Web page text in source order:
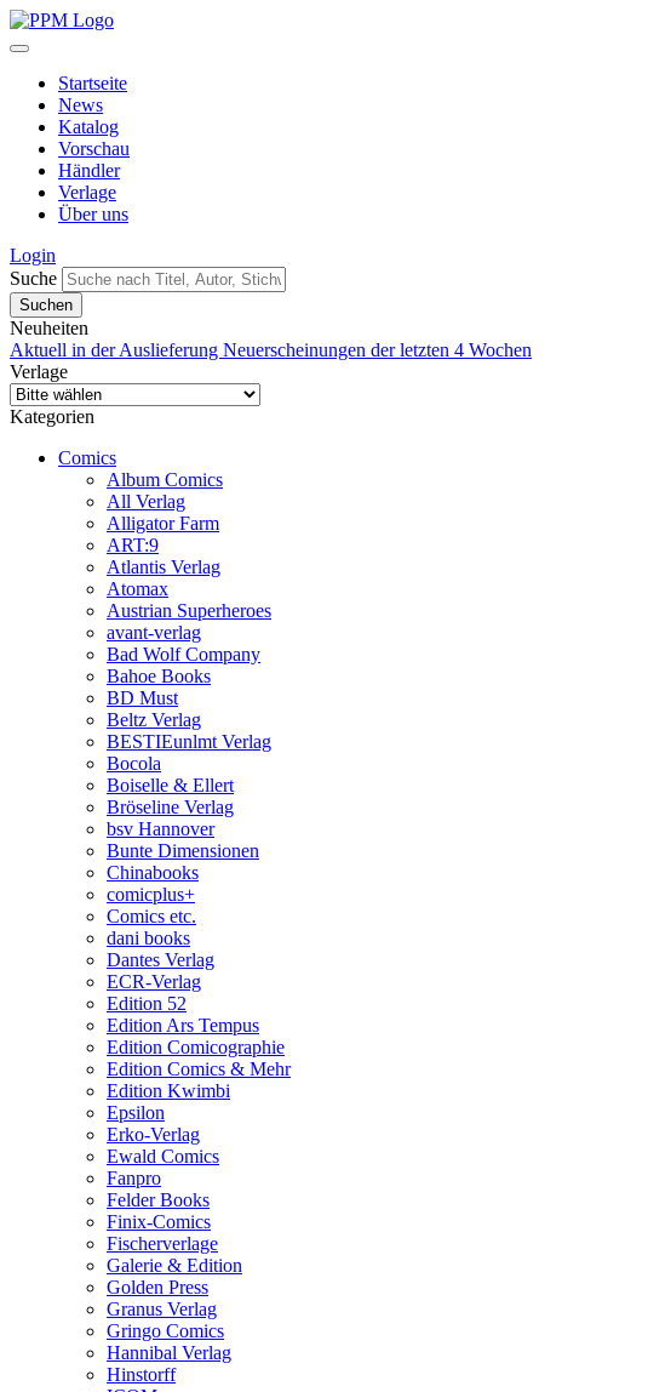
Startseite
News
Katalog
Vorschau
Händler
Verlage
Über uns
Login
Suche
Neuheiten
Aktuell in der Auslieferung Neuerscheinungen der letzten 4 Wochen
Verlage
Kategorien
Comics
Album Comics
All Verlag
Alligator Farm
ART:9
Atlantis Verlag
Atomax
Austrian Superheroes
avant-verlag
Bad Wolf Company
Bahoe Books
BD Must
Beltz Verlag
BESTIEunlmt Verlag
Bocola
Boiselle & Ellert
Bröseline Verlag
bsv Hannover
Bunte Dimensionen
Chinabooks
comicplus+
Comics etc.
dani books
Dantes Verlag
ECR-Verlag
Edition 52
Edition Ars Tempus
Edition Comicographie
Edition Comics & Mehr
Edition Kwimbi
Epsilon
Erko-Verlag
Ewald Comics
Fanpro
Felder Books
Finix-Comics
Fischerverlage
Galerie & Edition
Golden Press
Granus Verlag
Gringo Comics
Hannibal Verlag
Hinstorff